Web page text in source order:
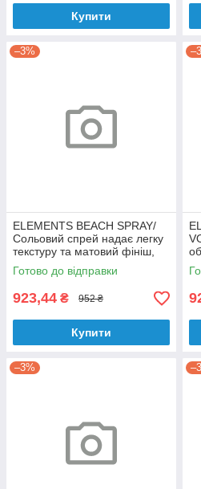
Купити
–3%
ELEMENTS BEACH SPRAY/
Сольовий спрей надає легку
текстуру та матовий фініш,
125 мл
Готово до відправки
923,44 ₴ 952 ₴
Купити
–3%